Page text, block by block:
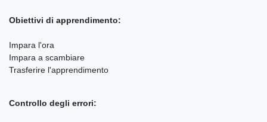
Obiettivi di apprendimento:
Impara l'ora
Impara a scambiare
Trasferire l'apprendimento
Controllo degli errori: